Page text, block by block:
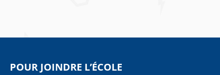
POUR JOINDRE L’ÉCOLE